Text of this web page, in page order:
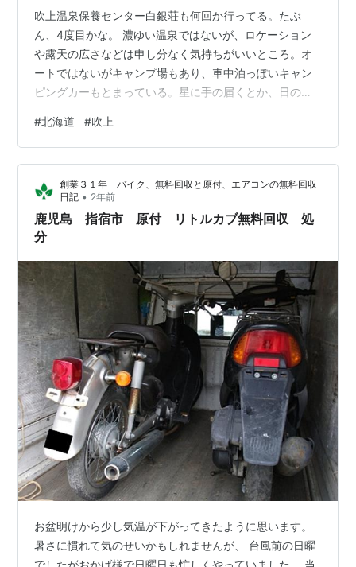
吹上温泉保養センター白銀荘も何回か行ってる。たぶ
ん、4度目かな。 濃ゆい温泉ではないが、ロケーション
や露天の広さなどは申し分なく気持ちがいいところ。オ
ートではないがキャンプ場もあり、車中泊っぽいキャン
ピングカーもとまっている。星に手の届くとか、日の出
温泉入って戻ってというような用途には向かない。 屋内
の方には檜風呂があって、ヒノキの香りがよくて癒やさ
れる。屋内の方は熱めなので長湯には向かないが外の方
は適温なのでまったり出来る。 無色透明で濃ゆいお湯で
はないがかけ流し塩素添加なし。 pH 4.4 / TDS 672
#北海道 #吹上
創業３１年 バイク、無料回収と原付、エアコンの無料回収
日記 • 2年前
鹿児島 指宿市 原付 リトルカブ無料回収 処
分
お盆明けから少し気温が下がってきたように思います。
暑さに慣れて気のせいかもしれませんが、 台風前の日曜
でしたがおかげ様で日曜日も忙しくやっていました。 当